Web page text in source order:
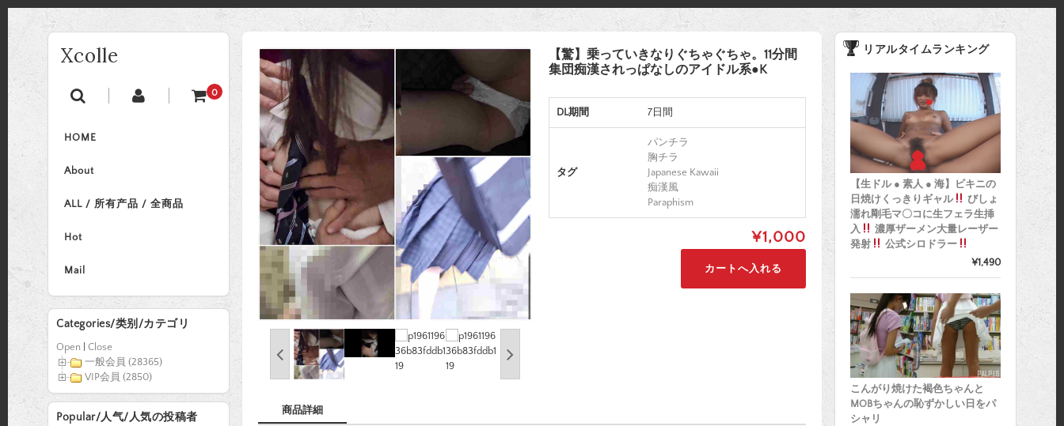
Xcolle
0
HOME
About
ALL / 所有产品 / 全商品
Hot
Mail
【驚】乗っていきなりぐちゃぐちゃ。11分間
集団痴漢されっぱなしのアイドル系●K
DL期間 7日間
タグ
パンチラ
胸チラ
Japanese Kawaii
痴漢風
Paraphism
¥1,000
商品詳細
リアルタイムランキング
【生ドル ● 素人 ● 海】ビキニの
日焼けくっきりギャル
びしょ
濡れ剛毛マ〇コに生フェラ生挿
入
濃厚ザーメン大量レーザー
発射
公式シロドラー
¥1,490
こんがり焼けた褐色ちゃんと
MOBちゃんの恥ずかしい日をパ
シャリ
Categories/类别/カテゴリ
Open
Close
一般会員 (28365)
VIP会員 (2850)
Popular/人气/人気の投稿者